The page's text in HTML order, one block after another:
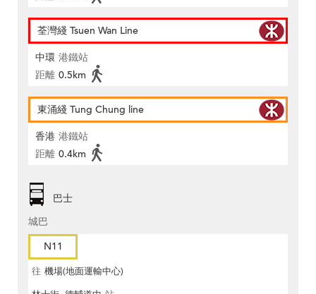
荃灣綫 Tsuen Wan Line
中環 港鐵站
距離 0.5km
東涌綫 Tung Chung line
香港 港鐵站
距離 0.4km
巴士
城巴
N11
往 機場(地面運輸中心)